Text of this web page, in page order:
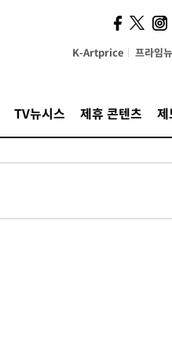
K-Artprice 프라임
TV뉴시스 제휴 콘텐츠 제